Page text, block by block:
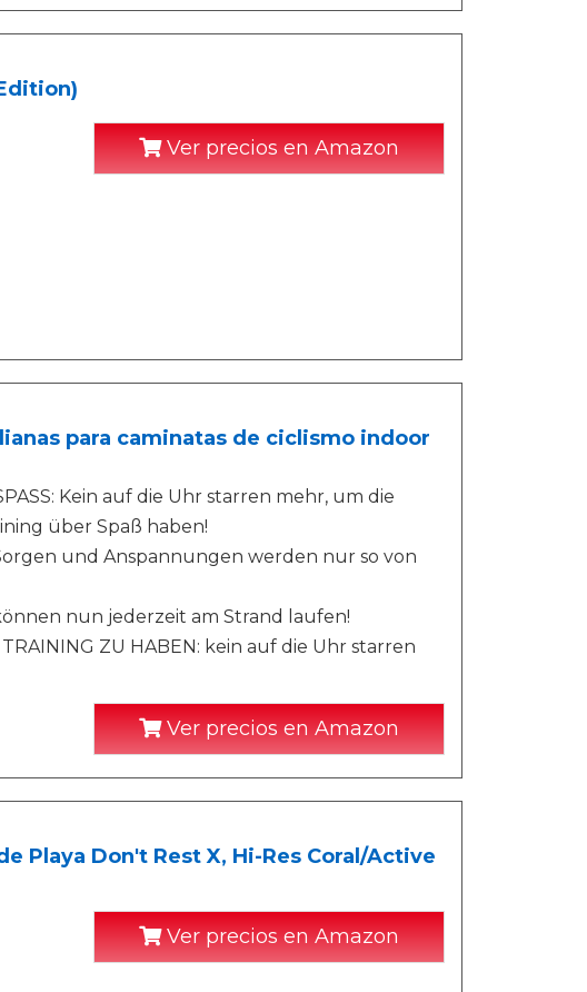
Ver precios en Amazon
para caminatas de ciclismo indoor
Kein auf die Uhr starren mehr, um die
über Spaß haben!
und Anspannungen werden nur so von
nun jederzeit am Strand laufen!
TRAINING ZU HABEN: kein auf die Uhr starren
Ver precios en Amazon
Playa Don't Rest X, Hi-Res Coral/Active
Ver precios en Amazon